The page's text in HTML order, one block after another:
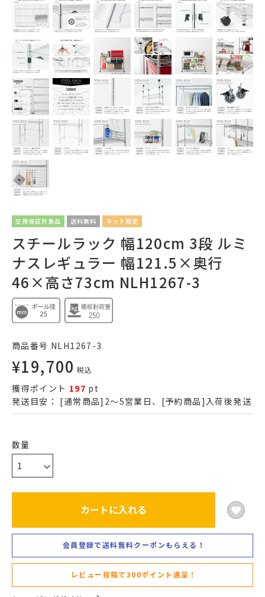
交換保証対象品 送料無料 ネット限定
スチールラック 幅120cm 3段 ルミ
ナスレギュラー 幅121.5×奥行
46×高さ73cm NLH1267-3
商品番号 NLH1267-3
¥19,700 税込
獲得ポイント 197 pt
発送目安： [通常商品]2～5営業日、[予約商品]入荷後発送
カートに入れる
会員登録で送料無料クーポンもらえる！
レビュー投稿で300ポイント進呈！